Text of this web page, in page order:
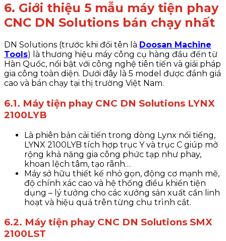
6. Giới thiệu 5 mẫu máy tiện phay
CNC DN Solutions bán chạy nhất
DN Solutions (trước khi đổi tên là Doosan Machine
Tools) là thương hiệu máy công cụ hàng đầu đến từ
Hàn Quốc, nổi bật với công nghệ tiên tiến và giải pháp
gia công toàn diện. Dưới đây là 5 model được đánh giá
cao và bán chạy tại thị trường Việt Nam.
6.1. Máy tiện phay CNC DN Solutions LYNX
2100LYB
Là phiên bản cải tiến trong dòng Lynx nổi tiếng,
LYNX 2100LYB tích hợp trục Y và trục C giúp mở
rộng khả năng gia công phức tạp như phay,
khoan lệch tâm, tạo rãnh…
Máy sở hữu thiết kế nhỏ gọn, động cơ mạnh mẽ,
độ chính xác cao và hệ thống điều khiển tiện
dụng – lý tưởng cho các xưởng sản xuất cần linh
hoạt và hiệu quả trên từng chu trình cắt.
6.2. Máy tiện phay CNC DN Solutions SMX
2100LST